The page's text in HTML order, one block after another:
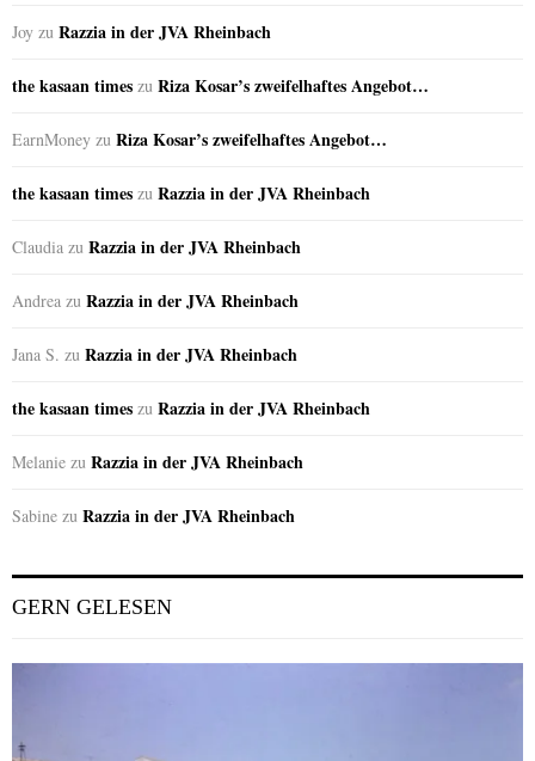
Joy zu Razzia in der JVA Rheinbach
the kasaan times zu Riza Kosar’s zweifelhaftes Angebot…
EarnMoney zu Riza Kosar’s zweifelhaftes Angebot…
the kasaan times zu Razzia in der JVA Rheinbach
Claudia zu Razzia in der JVA Rheinbach
Andrea zu Razzia in der JVA Rheinbach
Jana S. zu Razzia in der JVA Rheinbach
the kasaan times zu Razzia in der JVA Rheinbach
Melanie zu Razzia in der JVA Rheinbach
Sabine zu Razzia in der JVA Rheinbach
GERN GELESEN